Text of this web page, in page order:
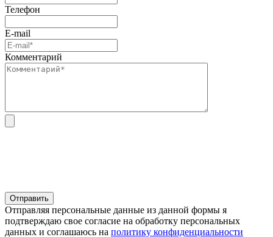
Телефон
E-mail
Комментарий
Отправляя персональные данные из данной формы я
подтверждаю свое согласие на обработку персональных
данных и соглашаюсь на политику конфиденциальности